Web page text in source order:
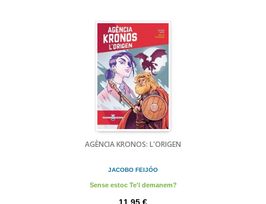
AGÈNCIA KRONOS: L'ORIGEN
JACOBO FEIJÓO
Sense estoc Te'l demanem?
11,95 €